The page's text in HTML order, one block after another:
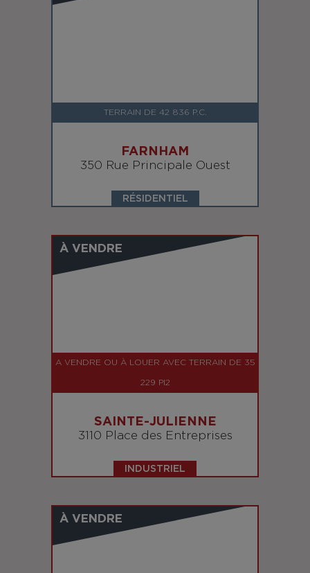
TERRAIN DE 42 836 P.C.
FARNHAM
350 Rue Principale Ouest
RÉSIDENTIEL
À VENDRE
A VENDRE OU À LOUER AVEC TERRAIN DE 35
229 PI2
SAINTE-JULIENNE
3110 Place des Entreprises
INDUSTRIEL
À VENDRE